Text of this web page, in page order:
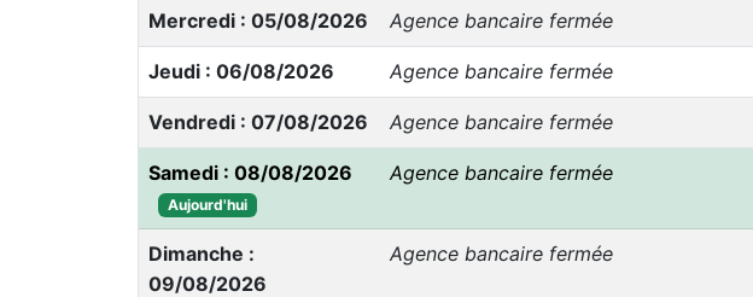
Mercredi : 05/08/2026 Agence bancaire fermée
Jeudi : 06/08/2026 Agence bancaire fermée
Vendredi : 07/08/2026 Agence bancaire fermée
Samedi : 08/08/2026
Aujourd'hui
Agence bancaire fermée
Dimanche :
09/08/2026
Agence bancaire fermée